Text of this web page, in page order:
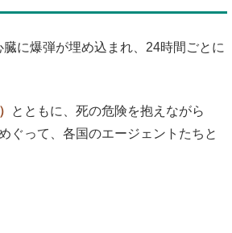
に爆弾が埋め込まれ、24時間ごとに
とともに、死の危険を抱えながら
ぐって、各国のエージェントたちと